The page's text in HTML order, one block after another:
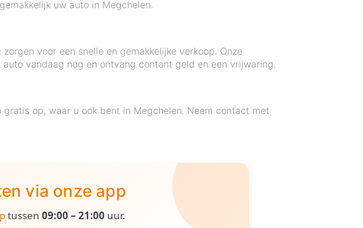
uw auto in Megchelen.
voor een snelle en gemakkelijke verkoop. Onze
vandaag nog en ontvang contant geld en een vrijwaring.
op, waar u ook bent in Megchelen. Neem contact met
via onze app
tussen 09:00 – 21:00 uur.